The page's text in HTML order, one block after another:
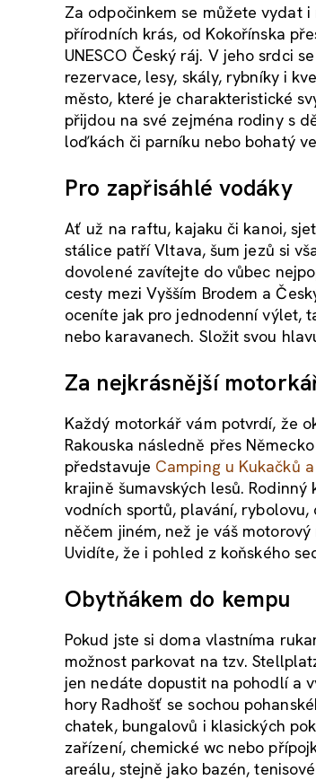
Za odpočinkem se můžete vydat
přírodních krás, od Kokořínska
UNESCO Český ráj. V jeho srdci
rezervace, lesy, skály, rybníky i
město, které je charakteristické
přijdou na své zejména rodiny s
loďkách či parníku nebo bohatý
Pro zapřisáhlé vodáky
Ať už na raftu, kajaku či kanoi,
stálice patří Vltava, šum jezů si
dovolené zavítejte do vůbec
cesty mezi Vyšším Brodem a
oceníte jak pro jednodenní výlet,
nebo karavanech. Složit svou
Za nejkrásnější
Každý motorkář vám potvrdí, že
Rakouska následně přes
představuje Camping u Kukačků
krajině šumavských lesů.
vodních sportů, plavání,
něčem jiném, než je váš
Uvidíte, že i pohled z koňského
Obytňákem do kempu
Pokud jste si doma vlastníma
možnost parkovat na tzv.
jen nedáte dopustit na pohodlí a
hory Radhošť se sochou
chatek, bungalovů i klasických
zařízení, chemické wc nebo
areálu, stejně jako bazén,